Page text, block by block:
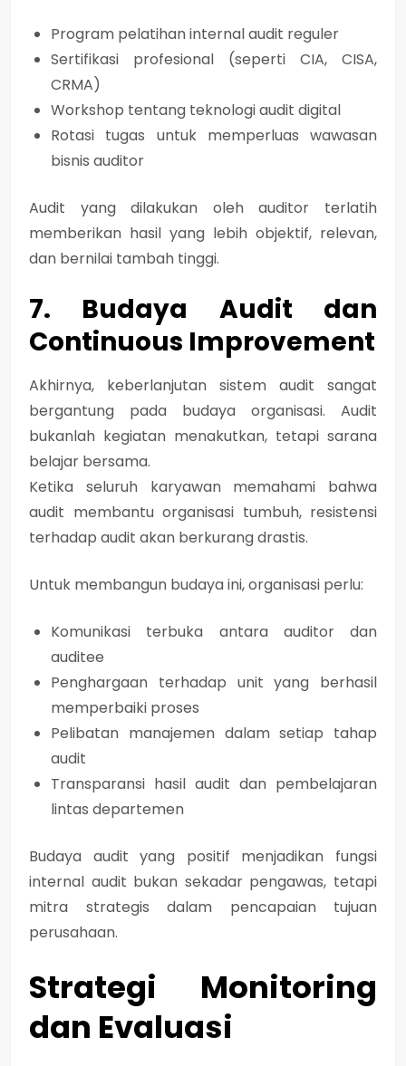
Program pelatihan internal audit reguler
Sertifikasi profesional (seperti CIA, CISA,
CRMA)
Workshop tentang teknologi audit digital
Rotasi tugas untuk memperluas wawasan
bisnis auditor
Audit yang dilakukan oleh auditor terlatih
memberikan hasil yang lebih objektif, relevan,
dan bernilai tambah tinggi.
7. Budaya Audit dan
Continuous Improvement
Akhirnya, keberlanjutan sistem audit sangat
bergantung pada budaya organisasi. Audit
bukanlah kegiatan menakutkan, tetapi sarana
belajar bersama.
Ketika seluruh karyawan memahami bahwa
audit membantu organisasi tumbuh, resistensi
terhadap audit akan berkurang drastis.
Untuk membangun budaya ini, organisasi perlu:
Komunikasi terbuka antara auditor dan
auditee
Penghargaan terhadap unit yang berhasil
memperbaiki proses
Pelibatan manajemen dalam setiap tahap
audit
Transparansi hasil audit dan pembelajaran
lintas departemen
Budaya audit yang positif menjadikan fungsi
internal audit bukan sekadar pengawas, tetapi
mitra strategis dalam pencapaian tujuan
perusahaan.
Strategi Monitoring
dan Evaluasi